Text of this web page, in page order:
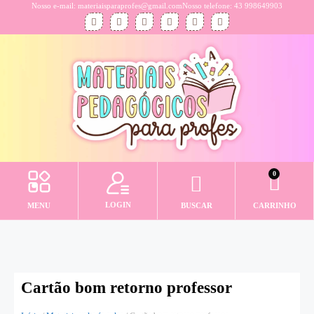
Nosso e-mail: materiaisparaprofes@gmail.comNosso telefone: 43 998649903
MENU LOGIN BUSCAR
0
CARRINHO
Cartão bom retorno professor